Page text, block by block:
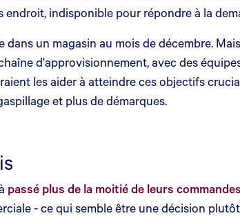
indisponible pour répondre à la
un magasin au mois de décembre.
d'approvisionnement, avec des
les aider à atteindre ces objectifs
et plus de démarques.
passé plus de la moitié de leurs
- ce qui semble être une décision